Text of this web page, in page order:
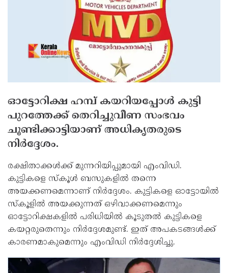
ഓട്ടോറിക്ഷ ഹമ്പ് കയറിയപ്പോള്‍ കുട്ടി
പുറത്തേക്ക് തെറിച്ചുവീണ സംഭവം
ചൂണ്ടിക്കാട്ടിയാണ് അധികൃതരുടെ
നിര്‍ദ്ദേശം.
രക്ഷിതാക്കള്‍ക്ക് മുന്നറിയിപ്പുമായി എംവിഡി.
കുട്ടികളെ സ്‌കൂള്‍ ബസുകളില്‍ തന്നെ
അയക്കണമെന്നാണ് നിര്‍ദ്ദേശം. കുട്ടികളെ ഓട്ടോയില്‍
സ്‌കൂളില്‍ അയക്കുന്നത് ഒഴിവാക്കണമെന്നും
ഓട്ടോറിക്ഷകളില്‍ പരിധിയില്‍ കൂടുതല്‍ കുട്ടികളെ
കയറ്റരുതെന്നും നിര്‍ദ്ദേശമുണ്ട്. ഇത് അപകടങ്ങള്‍ക്ക്
കാരണമാകുമെന്നും എംവിഡി നിര്‍ദ്ദേശിച്ചു.